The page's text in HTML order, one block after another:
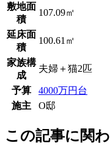
敷地面
積
107.09㎡
延床面
積
100.61㎡
家族構
成
夫婦＋猫2匹
予算
4000万円台
施主
O邸
この記事に関